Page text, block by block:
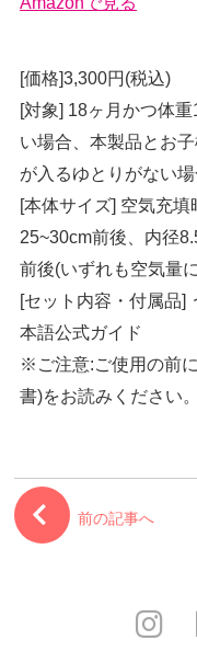
[価格]3,300円(税込)
[対象] 18ヶ月かつ体
い場合、本製品とお
が入るゆとりがない場
[本体サイズ] 空気充
25~30cm前後、内径
前後(いずれも空気量
[セット内容・付属品]
本語公式ガイド
※ご注意:ご使用の前
書)をお読みください。
前の記事へ